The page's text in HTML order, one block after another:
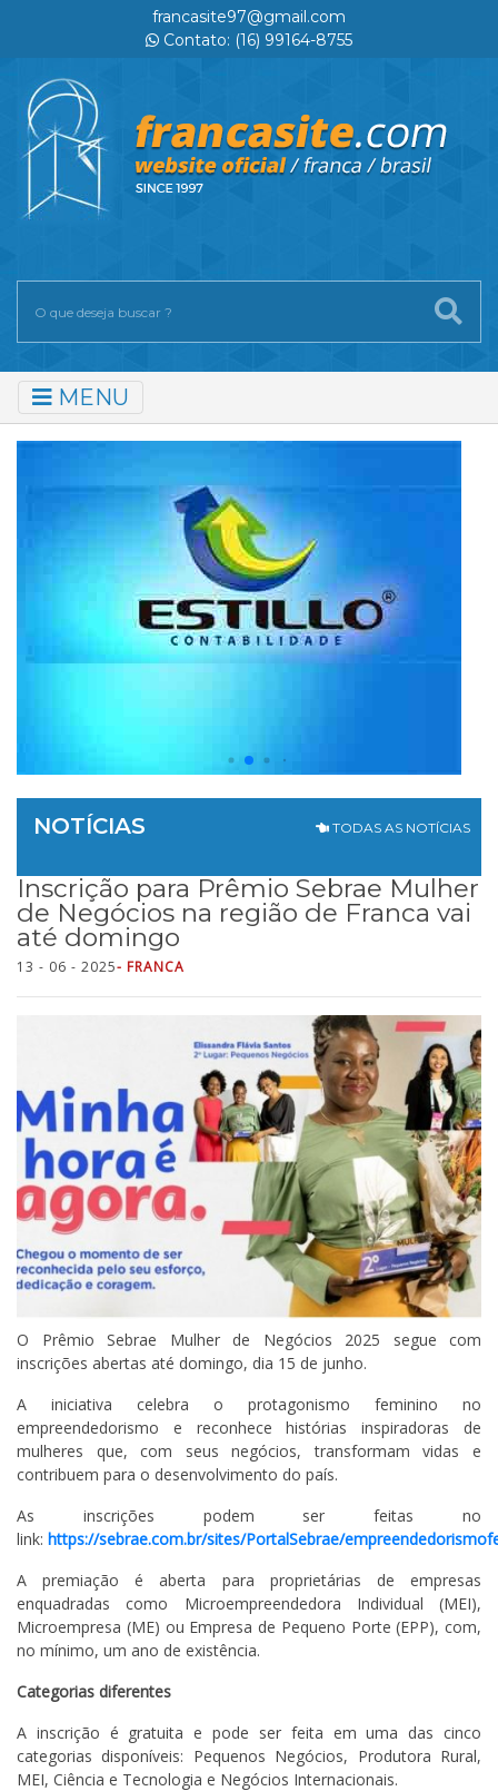
francasite97@gmail.com
Contato: (16) 99164-8755
MENU
NOTÍCIAS TODAS AS NOTÍCIAS
Inscrição para Prêmio Sebrae Mulher
de Negócios na região de Franca vai
até domingo
13 - 06 - 2025- FRANCA
O Prêmio Sebrae Mulher de Negócios 2025 segue com
inscrições abertas até domingo, dia 15 de junho.
A iniciativa celebra o protagonismo feminino no
empreendedorismo e reconhece histórias inspiradoras de
mulheres que, com seus negócios, transformam vidas e
contribuem para o desenvolvimento do país.
As inscrições podem ser feitas no
link: https://sebrae.com.br/sites/PortalSebrae/
A premiação é aberta para proprietárias de empresas
enquadradas como Microempreendedora Individual (MEI),
Microempresa (ME) ou Empresa de Pequeno Porte (EPP), com,
no mínimo, um ano de existência.
Categorias diferentes
A inscrição é gratuita e pode ser feita em uma das cinco
categorias disponíveis: Pequenos Negócios, Produtora Rural,
MEI, Ciência e Tecnologia e Negócios Internacionais.